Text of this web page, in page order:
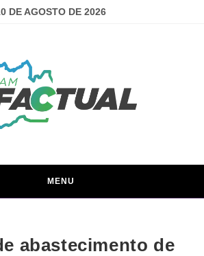
DE AGOSTO DE 2026
MENU
abastecimento de